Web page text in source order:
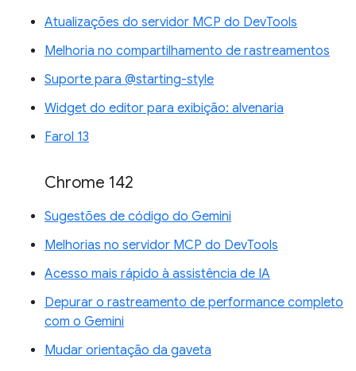
Atualizações do servidor MCP do DevTools
Melhoria no compartilhamento de rastreamentos
Suporte para @starting-style
Widget do editor para exibição: alvenaria
Farol 13
Chrome 142
Sugestões de código do Gemini
Melhorias no servidor MCP do DevTools
Acesso mais rápido à assistência de IA
Depurar o rastreamento de performance completo
com o Gemini
Mudar orientação da gaveta